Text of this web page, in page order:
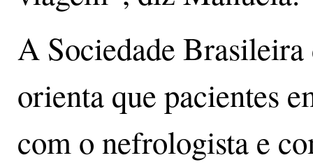
A Sociedade
orienta que pacientes
com o nefrologista e